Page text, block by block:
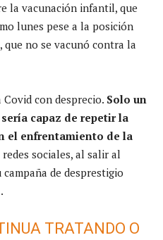
la vacunación infantil, que
lunes pese a la posición
no se vacunó contra la
con desprecio. Solo un
capaz de repetir la
el enfrentamiento de la
sociales, al salir al
de desprestigio
TRATANDO O